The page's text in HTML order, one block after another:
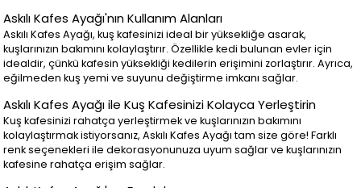
Askılı Kafes Ayağı'nın Kullanım Alanları
Askılı Kafes Ayağı, kuş kafesinizi ideal bir yüksekliğe asarak,
kuşlarınızın bakımını kolaylaştırır. Özellikle kedi bulunan evler için
idealdir, çünkü kafesin yüksekliği kedilerin erişimini zorlaştırır. Ayrıca,
eğilmeden kuş yemi ve suyunu değiştirme imkanı sağlar.
Askılı Kafes Ayağı ile Kuş Kafesinizi Kolayca Yerleştirin
Kuş kafesinizi rahatça yerleştirmek ve kuşlarınızın bakımını
kolaylaştırmak istiyorsanız, Askılı Kafes Ayağı tam size göre! Farklı
renk seçenekleri ile dekorasyonunuza uyum sağlar ve kuşlarınızın
kafesine rahatça erişim sağlar.